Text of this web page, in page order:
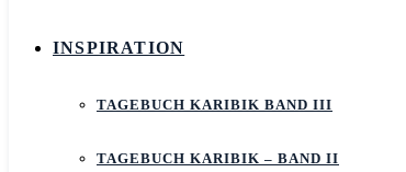
INSPIRATION
TAGEBUCH KARIBIK BAND III
TAGEBUCH KARIBIK – BAND II